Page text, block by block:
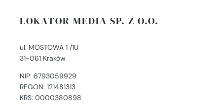
LOKATOR MEDIA SP. Z O.O.
ul. MOSTOWA 1 /1U
31-061 Kraków
NIP: 6793059929
REGON: 121481313
KRS: 0000380898